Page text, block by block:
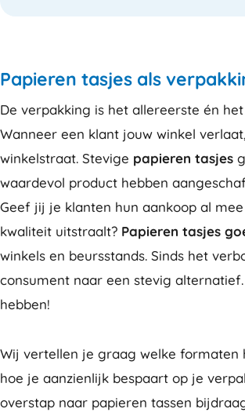
Papieren tasjes als
De verpakking is het allereerste én
Wanneer een klant jouw winkel
winkelstraat. Stevige papieren tasjes
waardevol product hebben
Geef jij je klanten hun aankoop al
kwaliteit uitstraalt? Papieren tasjes
winkels en beursstands. Sinds het
consument naar een stevig
hebben!
Wij vertellen je graag welke formaten
hoe je aanzienlijk bespaart op je
overstap naar papieren tassen